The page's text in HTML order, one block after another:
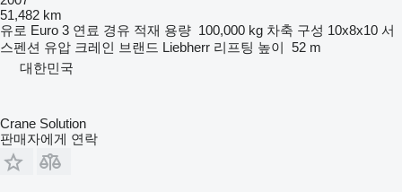
51,482 km
유로 Euro 3 연료 경유 적재 용량 100,000 kg 차축 구성 10x8x10 서
스펜션 유압 크레인 브랜드 Liebherr 리프팅 높이 52 m
대한민국
Crane Solution
판매자에게 연락